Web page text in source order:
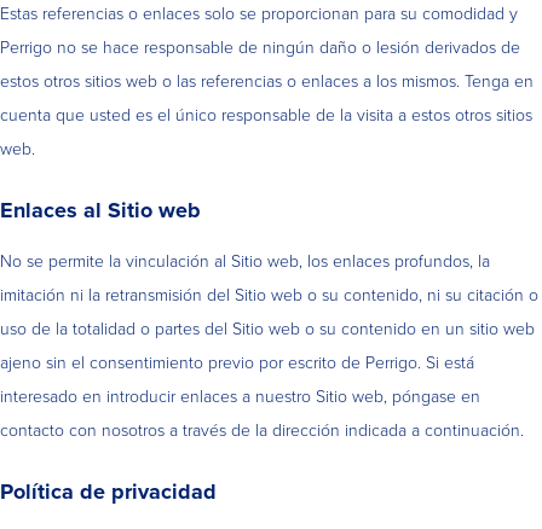
Estas referencias o enlaces solo se proporcionan para su comodidad y
Perrigo no se hace responsable de ningún daño o lesión derivados de
estos otros sitios web o las referencias o enlaces a los mismos. Tenga en
cuenta que usted es el único responsable de la visita a estos otros sitios
web.
Enlaces al Sitio web
No se permite la vinculación al Sitio web, los enlaces profundos, la
imitación ni la retransmisión del Sitio web o su contenido, ni su citación o
uso de la totalidad o partes del Sitio web o su contenido en un sitio web
ajeno sin el consentimiento previo por escrito de Perrigo. Si está
interesado en introducir enlaces a nuestro Sitio web, póngase en
contacto con nosotros a través de la dirección indicada a continuación.
Política de privacidad